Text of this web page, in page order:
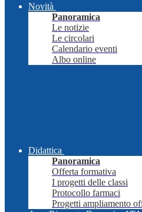
Novità
Panoramica
Le notizie
Le circolari
Calendario eventi
Albo online
Didattica
Panoramica
Offerta formativa
I progetti delle classi
Protocollo farmaci
Progetti ampliamento